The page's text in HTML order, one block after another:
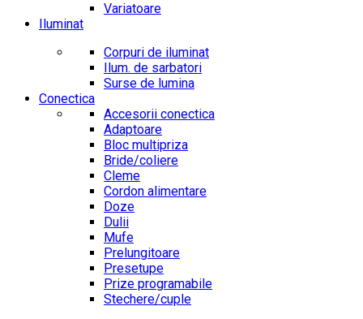
Variatoare
Iluminat
Corpuri de iluminat
Ilum. de sarbatori
Surse de lumina
Conectica
Accesorii conectica
Adaptoare
Bloc multipriza
Bride/coliere
Cleme
Cordon alimentare
Doze
Dulii
Mufe
Prelungitoare
Presetupe
Prize programabile
Stechere/cuple